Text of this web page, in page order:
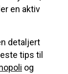
en aktiv
detaljert
tips til
og